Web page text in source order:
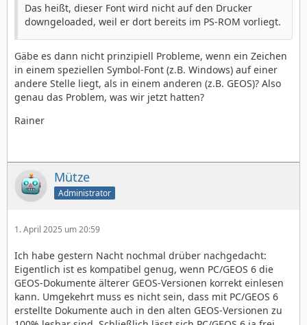
Das heißt, dieser Font wird nicht auf den Drucker
downgeloaded, weil er dort bereits im PS-ROM vorliegt.
Gäbe es dann nicht prinzipiell Probleme, wenn ein Zeichen
in einem speziellen Symbol-Font (z.B. Windows) auf einer
andere Stelle liegt, als in einem anderen (z.B. GEOS)? Also
genau das Problem, was wir jetzt hatten?
Rainer
Mütze
Administrator
1. April 2025 um 20:59
Ich habe gestern Nacht nochmal drüber nachgedacht:
Eigentlich ist es kompatibel genug, wenn PC/GEOS 6 die
GEOS-Dokumente älterer GEOS-Versionen korrekt einlesen
kann. Umgekehrt muss es nicht sein, dass mit PC/GEOS 6
erstellte Dokumente auch in den alten GEOS-Versionen zu